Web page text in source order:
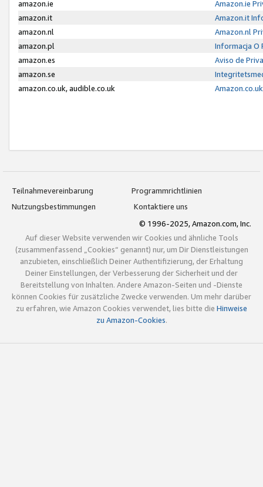
amazon.ie
Amazon.ie
amazon.it
Amazon.it
amazon.nl
Amazon.nl
amazon.pl
Informacja O
amazon.es
Aviso de
amazon.se
amazon.co.uk, audible.co.uk
Teilnahmevereinbarung
Programmrichtlinien
Nutzungsbestimmungen
Kontaktiere uns
© 1996-2025, Amazon.com, Inc.
Auf dieser Website verwenden wir Cookies und ähnliche Tools
(zusammenfassend „Cookies“ genannt) nur, um Dir Dienstleistungen
anzubieten, einschließlich Deiner Authentifizierung, der Erhaltung
Deiner Einstellungen, der Verbesserung der Sicherheit und der
Bereitstellung von Inhalten. Andere Amazon-Seiten und -Dienste
können Cookies für zusätzliche Zwecke verwenden. Um mehr darüber
zu erfahren, wie Amazon Cookies verwendet, lies bitte die Hinweise
zu Amazon-Cookies.